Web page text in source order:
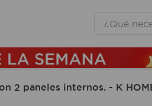
2 paneles internos. - K